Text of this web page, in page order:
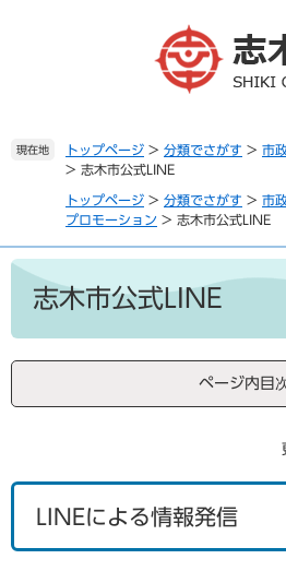
へ
現在地 トップページ > 分類でさがす > 市
> 志木市公式LINE
トップページ > 分類でさがす > 市
プロモーション > 志木市公式LINE
本
志木市公式LINE
ページ内目
LINEによる情報発信